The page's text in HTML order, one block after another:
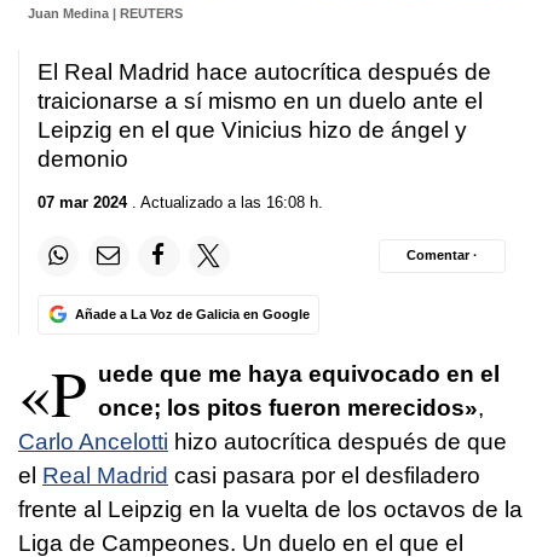
Juan Medina | REUTERS
El Real Madrid hace autocrítica después de
traicionarse a sí mismo en un duelo ante el
Leipzig en el que Vinicius hizo de ángel y
demonio
07 mar 2024. Actualizado a las 16:08 h.
Añade a La Voz de Galicia en Google
Comentar ·
«P uede que me haya equivocado en el
once; los pitos fueron merecidos»,
Carlo Ancelotti hizo autocrítica después de que
el Real Madrid casi pasara por el desfiladero
frente al Leipzig en la vuelta de los octavos de la
Liga de Campeones. Un duelo en el que el